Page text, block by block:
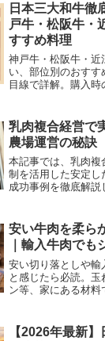
日本三大和牛徹
戸牛・松阪牛・
すすめ料理
神戸牛・松阪牛・近
い、部位別のおす
目線で詳解。購入
説。GI登録や証明
敗しない購入ガイド
乳肉複合経営で
農場運営の秘訣
本記事では、乳肉複
制を活用した安定し
成功事例を徹底解説
安い牛肉を柔ら
｜輸入牛肉でも
安い切り落としや輸
と感じたら必読。玉
ン等、家にある材料
【2026年最新